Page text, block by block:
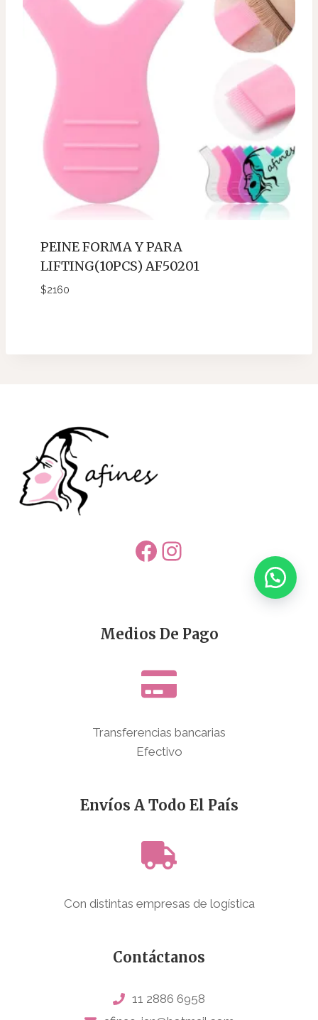
PEINE FORMA Y PARA
LIFTING(10PCS) AF50201
$2160
Facebook
Instagram
Medios De Pago
Transferencias bancarias
Efectivo
Envíos A Todo El País
Con distintas empresas de logística
Contáctanos
11 2886 6958